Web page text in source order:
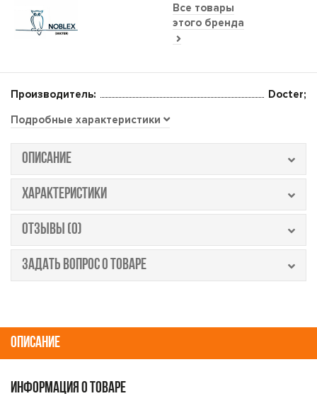
Все товары
этого бренда
Производитель:
Docter;
Подробные характеристики
ОПИСАНИЕ
ХАРАКТЕРИСТИКИ
ОТЗЫВЫ (0)
ЗАДАТЬ ВОПРОС О ТОВАРЕ
ОПИСАНИЕ
ИНФОРМАЦИЯ О ТОВАРЕ